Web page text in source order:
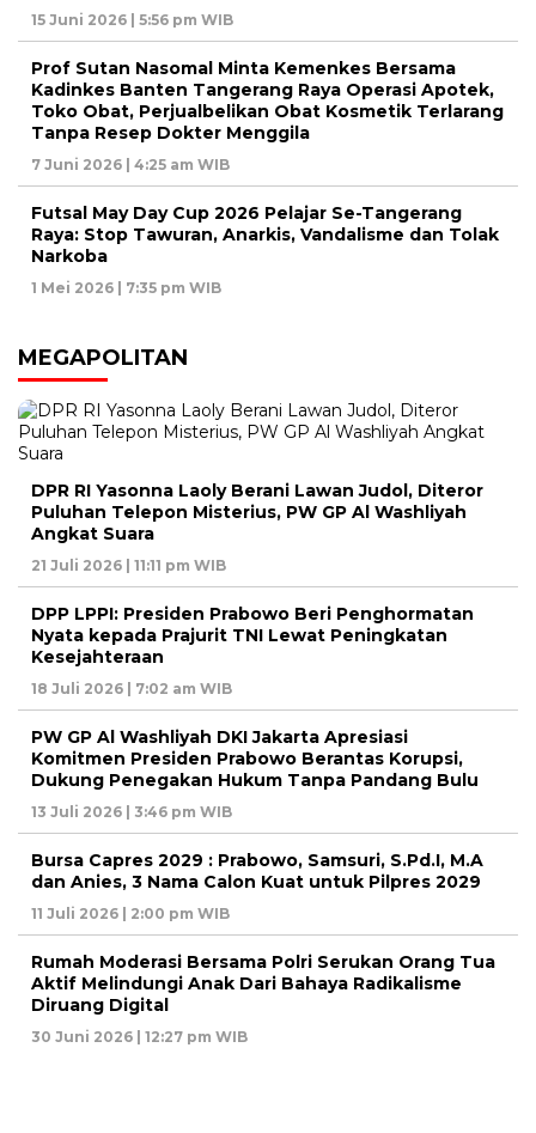
15 Juni 2026 | 5:56 pm WIB
Prof Sutan Nasomal Minta Kemenkes Bersama
Kadinkes Banten Tangerang Raya Operasi Apotek,
Toko Obat, Perjualbelikan Obat Kosmetik Terlarang
Tanpa Resep Dokter Menggila
7 Juni 2026 | 4:25 am WIB
Futsal May Day Cup 2026 Pelajar Se-Tangerang
Raya: Stop Tawuran, Anarkis, Vandalisme dan Tolak
Narkoba
1 Mei 2026 | 7:35 pm WIB
MEGAPOLITAN
DPR RI Yasonna Laoly Berani Lawan Judol, Diteror
Puluhan Telepon Misterius, PW GP Al Washliyah
Angkat Suara
21 Juli 2026 | 11:11 pm WIB
DPP LPPI: Presiden Prabowo Beri Penghormatan
Nyata kepada Prajurit TNI Lewat Peningkatan
Kesejahteraan
18 Juli 2026 | 7:02 am WIB
PW GP Al Washliyah DKI Jakarta Apresiasi
Komitmen Presiden Prabowo Berantas Korupsi,
Dukung Penegakan Hukum Tanpa Pandang Bulu
13 Juli 2026 | 3:46 pm WIB
Bursa Capres 2029 : Prabowo, Samsuri, S.Pd.I, M.A
dan Anies, 3 Nama Calon Kuat untuk Pilpres 2029
11 Juli 2026 | 2:00 pm WIB
Rumah Moderasi Bersama Polri Serukan Orang Tua
Aktif Melindungi Anak Dari Bahaya Radikalisme
Diruang Digital
30 Juni 2026 | 12:27 pm WIB